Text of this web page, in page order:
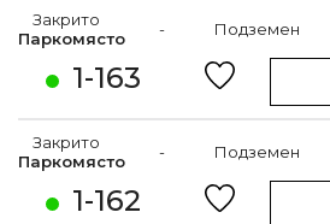
1-163
Закрито
Паркомясто
- Подземен
1-162
Закрито
Паркомясто
- Подземен